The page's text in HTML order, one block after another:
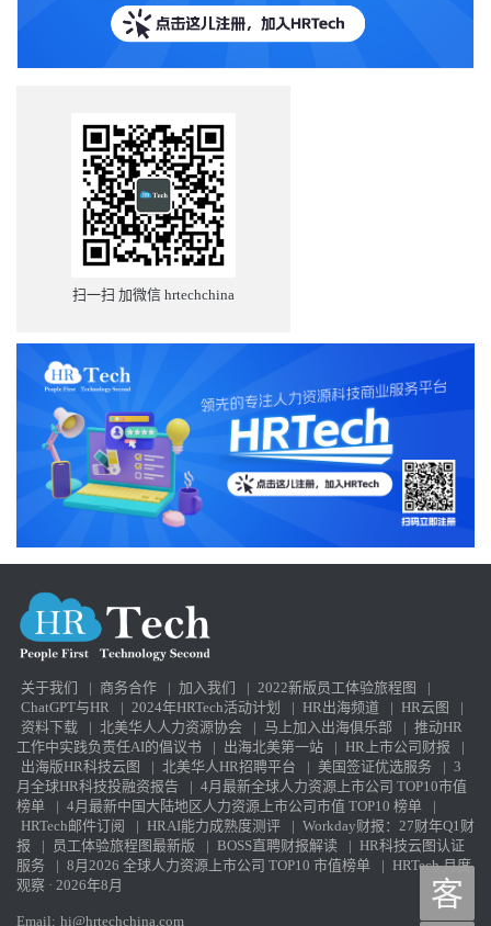
扫一扫 加微信 hrtechchina
关于我们 | 商务合作 | 加入我们 | 2022新版员工体验旅程图
|
ChatGPT与HR
| 2024年HRTech活动计划 | HR出海频道 | HR云图
|
资料下载
| 北美华人人力资源协会 | 马上加入出海俱乐部 | 推动HR
工作中实践负责任AI的倡议书
| 出海北美第一站 | HR上市公司财报
|
出海版HR科技云图
| 北美华人HR招聘平台 | 美国签证优选服务 | 3
月全球HR科技投融资报告
| 4月最新全球人力资源上市公司 TOP10市值
榜单
| 4月最新中国大陆地区人力资源上市公司市值 TOP10 榜单
|
HRTech邮件订阅
| HRAI能力成熟度测评 | Workday财报：27财年Q1财
报
| 员工体验旅程图最新版 | BOSS直聘财报解读 | HR科技云图认证
服务
| 8月2026 全球人力资源上市公司 TOP10 市值榜单 | HRTech 月度
观察 · 2026年8月
Email: hi@hrtechchina.com
客